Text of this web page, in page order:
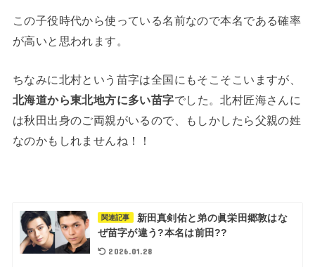
この子役時代から使っている名前なので本名である確率
が高いと思われます。
ちなみに北村という苗字は全国にもそこそこいますが、
北海道から東北地方に多い苗字でした。北村匠海さんに
は秋田出身のご両親がいるので、もしかしたら父親の姓
なのかもしれませんね！！
関連記事
新田真剣佑と弟の眞栄田郷敦はな
ぜ苗字が違う?本名は前田??
2026.01.28